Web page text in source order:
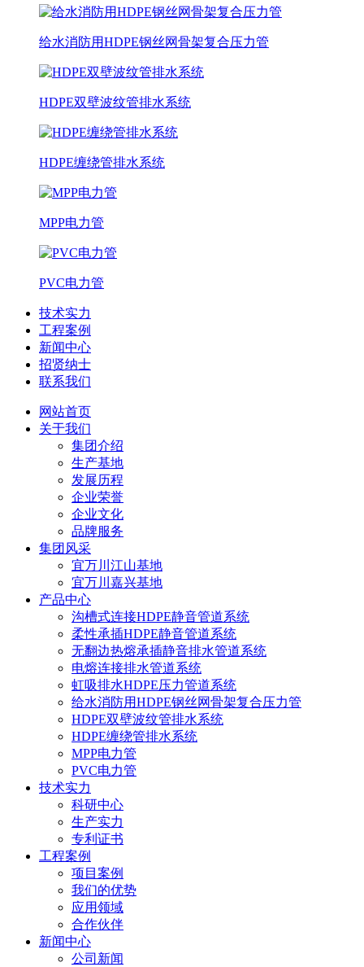
给水消防用HDPE钢丝网骨架复合压力管
HDPE双壁波纹管排水系统
HDPE缠绕管排水系统
MPP电力管
PVC电力管
技术实力
工程案例
新闻中心
招贤纳士
联系我们
网站首页
关于我们
集团介绍
生产基地
发展历程
企业荣誉
企业文化
品牌服务
集团风采
宜万川江山基地
宜万川嘉兴基地
产品中心
沟槽式连接HDPE静音管道系统
柔性承插HDPE静音管道系统
无翻边热熔承插静音排水管道系统
电熔连接排水管道系统
虹吸排水HDPE压力管道系统
给水消防用HDPE钢丝网骨架复合压力管
HDPE双壁波纹管排水系统
HDPE缠绕管排水系统
MPP电力管
PVC电力管
技术实力
科研中心
生产实力
专利证书
工程案例
项目案例
我们的优势
应用领域
合作伙伴
新闻中心
公司新闻